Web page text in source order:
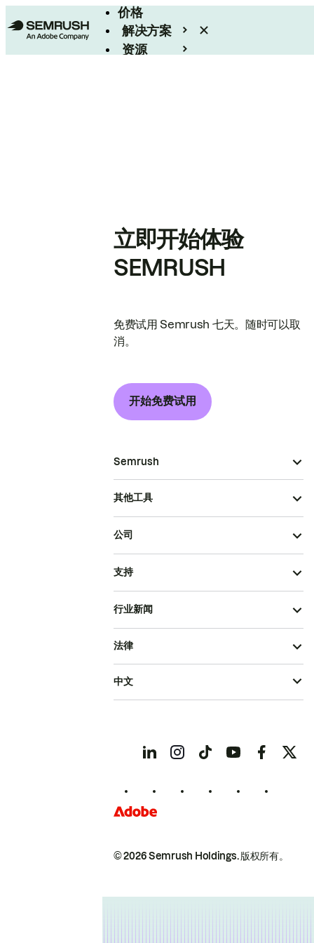
价格
解决方案
资源
立即开始体验
SEMRUSH
免费试用 Semrush 七天。随时可以取
消。
开始免费试用
Semrush
其他工具
公司
支持
行业新闻
© 2026 Semrush Holdings.版权所有。
法律
中文